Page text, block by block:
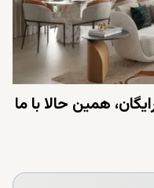
دریافت مشاوره 100٪ رایگان، همین حالا با ما